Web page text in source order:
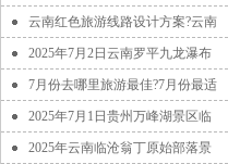
云南红色旅游线路设计方案?云南
2025年7月2日云南罗平九龙瀑布
7月份去哪里旅游最佳?7月份最适
2025年7月1日贵州万峰湖景区临
2025年云南临沧翁丁原始部落景